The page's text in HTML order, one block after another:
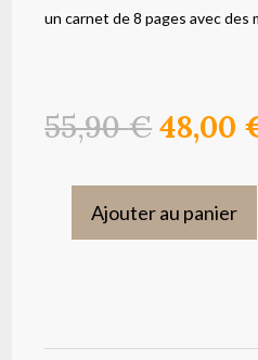
un carnet de 8 pages avec des
55,90€Le
prix
initial
était :
55,90 €.
48,00
quantité
IOD
Ajouter au panier